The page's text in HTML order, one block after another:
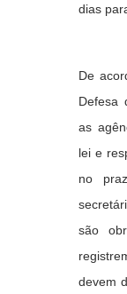
dias
De
Defesa
as
lei e
no
são
devem